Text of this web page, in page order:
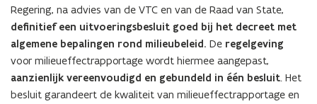
Regering, na advies van de VTC en van de Raad van State,
definitief een uitvoeringsbesluit goed bij het decreet met
algemene bepalingen rond milieubeleid. De regelgeving
voor milieueffectrapportage wordt hiermee aangepast,
aanzienlijk vereenvoudigd en gebundeld in één besluit. Het
besluit garandeert de kwaliteit van milieueffectrapportage en